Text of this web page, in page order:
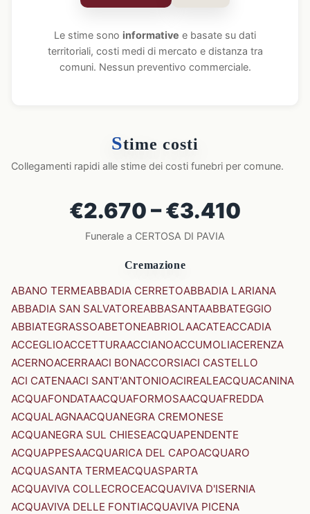
Le stime sono informative e basate su dati
territoriali, costi medi di mercato e distanza tra
comuni. Nessun preventivo commerciale.
Stime costi
Collegamenti rapidi alle stime dei costi funebri per comune.
€2.670 – €3.410
Funerale a CERTOSA DI PAVIA
Cremazione
ABANO TERMEABBADIA CERRETOABBADIA LARIANA
ABBADIA SAN SALVATOREABBASANTAABBATEGGIO
ABBIATEGRASSOABETONEABRIOLAACATEACCADIA
ACCEGLIOACCETTURAACCIANOACCUMOLIACERENZA
ACERNOACERRAACI BONACCORSIACI CASTELLO
ACI CATENAACI SANT'ANTONIOACIREALEACQUACANINA
ACQUAFONDATAACQUAFORMOSAACQUAFREDDA
ACQUALAGNAACQUANEGRA CREMONESE
ACQUANEGRA SUL CHIESEACQUAPENDENTE
ACQUAPPESAACQUARICA DEL CAPOACQUARO
ACQUASANTA TERMEACQUASPARTA
ACQUAVIVA COLLECROCEACQUAVIVA D'ISERNIA
ACQUAVIVA DELLE FONTIACQUAVIVA PICENA